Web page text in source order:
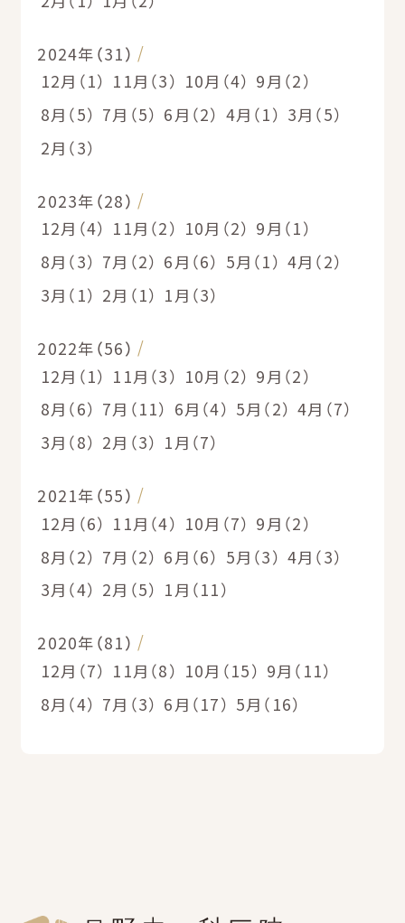
2024年（31）
12月（1） 11月（3） 10月（4） 9月（2）
8月（5） 7月（5） 6月（2） 4月（1） 3月（5）
2月（3）
2023年（28）
12月（4） 11月（2） 10月（2） 9月（1）
8月（3） 7月（2） 6月（6） 5月（1） 4月（2）
3月（1） 2月（1） 1月（3）
2022年（56）
12月（1） 11月（3） 10月（2） 9月（2）
8月（6） 7月（11） 6月（4） 5月（2） 4月（7）
3月（8） 2月（3） 1月（7）
2021年（55）
12月（6） 11月（4） 10月（7） 9月（2）
8月（2） 7月（2） 6月（6） 5月（3） 4月（3）
3月（4） 2月（5） 1月（11）
2020年（81）
12月（7） 11月（8） 10月（15） 9月（11）
8月（4） 7月（3） 6月（17） 5月（16）